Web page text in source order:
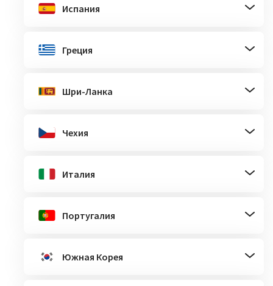
Испания
Греция
Шри-Ланка
Чехия
Италия
Португалия
Южная Корея